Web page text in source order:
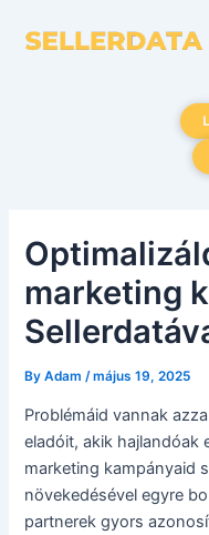
marketing
ByAdam /május 19, 2025
Problémáid vannak
eladóit, akik hajlandóak
marketing kampányaid
növekedésével egyre
partnerek gyors